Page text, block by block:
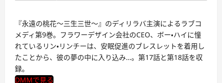
『永遠の桃花～三生三世～』のディリラバ主演によるラブコ
メディ第9巻。フラワーデザイン会社のCEO、ボー・ハイに憧
れているリン・リンチーは、安眠促進のブレスレットを着用し
たことから、彼の夢の中に入り込み…。第17話と第18話を収
録。
DMMで見る